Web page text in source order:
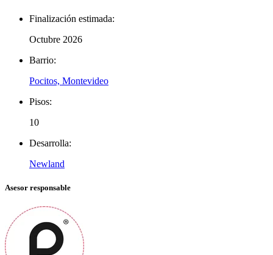
Finalización estimada:
Octubre 2026
Barrio:
Pocitos, Montevideo
Pisos:
10
Desarrolla:
Newland
Asesor responsable